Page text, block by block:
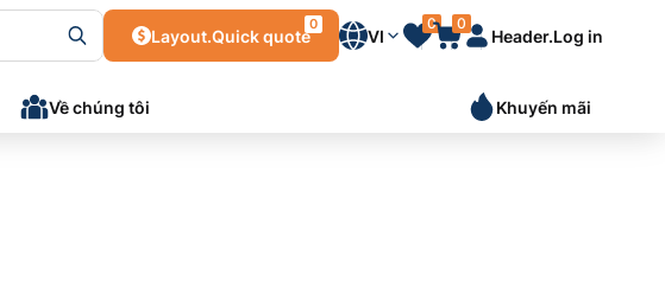
Layout.Quick quote
0
VI
0 0
Header.Log in
Về chúng tôi Khuyến mãi